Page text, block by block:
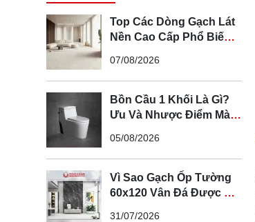
Top Các Dòng Gạch Lát
Nền Cao Cấp Phổ Biến
07/08/2026
Bồn Cầu 1 Khối Là Gì?
Ưu Và Nhược Điểm Mà
05/08/2026
Vì Sao Gạch Ốp Tường
60x120 Vân Đá Được Ưa
31/07/2026